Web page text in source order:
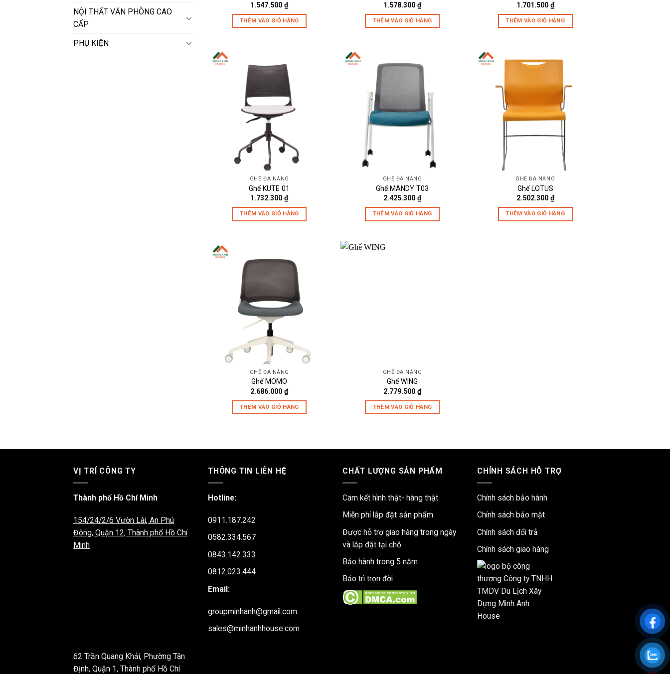
NỘI THẤT VĂN PHÒNG CAO
CẤP
PHỤ KIỆN
1.547.500₫
THÊM VÀO GIỎ HÀNG
1.578.300 ₫
THÊM VÀO GIỎ HÀNG
1.701.500 ₫
THÊM VÀO GIỎ HÀNG
GHẾ ĐA NĂNG
Ghế KUTE 01
1.732.300₫
THÊM VÀO GIỎ HÀNG
GHẾ ĐA NĂNG
Ghế MANDY T03
2.425.300 ₫
THÊM VÀO GIỎ HÀNG
GHẾ ĐA NĂNG
Ghế LOTUS
2.502.300 ₫
THÊM VÀO GIỎ HÀNG
GHẾ ĐA NĂNG
Ghế MOMO
2.686.000₫
THÊM VÀO GIỎ HÀNG
GHẾ ĐA NĂNG
Ghế WING
2.779.500 ₫
THÊM VÀO GIỎ HÀNG
VỊ TRÍ CÔNG TY
Thành phố Hồ Chí Minh
154/24/2/6 Vườn Lài, An Phú
Đông, Quận 12, Thành phố Hồ Chí
Minh
62 Trần Quang Khải, Phường Tân
Định, Quận 1, Thành phố Hồ Chí
THÔNG TIN LIÊN HỆ
Hotline:
0911.187.242
0582.334.567
0843.142.333
0812.023.444
Email:
groupminhanh@gmail.com
sales@minhanhhouse.com
CHẤT LƯỢNG SẢN PHẨM
Cam kết hình thật- hàng thật
Miễn phí lắp đặt sản phẩm
Được hỗ trợ giao hàng trong ngày
và lắp đặt tại chỗ
Bảo hành trong 5 năm
Bảo trì trọn đời
CHÍNH SÁCH HỖ TRỢ
Chính sách bảo hành
Chính sách bảo mật
Chính sách đổi trả
Chính sách giao hàng